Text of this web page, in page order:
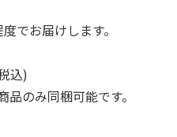
でお届けします。
込)
品のみ同梱可能です。